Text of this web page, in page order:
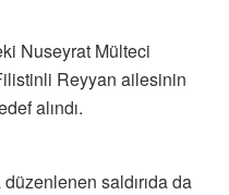
Nuseyrat Mülteci
Reyyan ailesinin
alındı.
saldırıda da